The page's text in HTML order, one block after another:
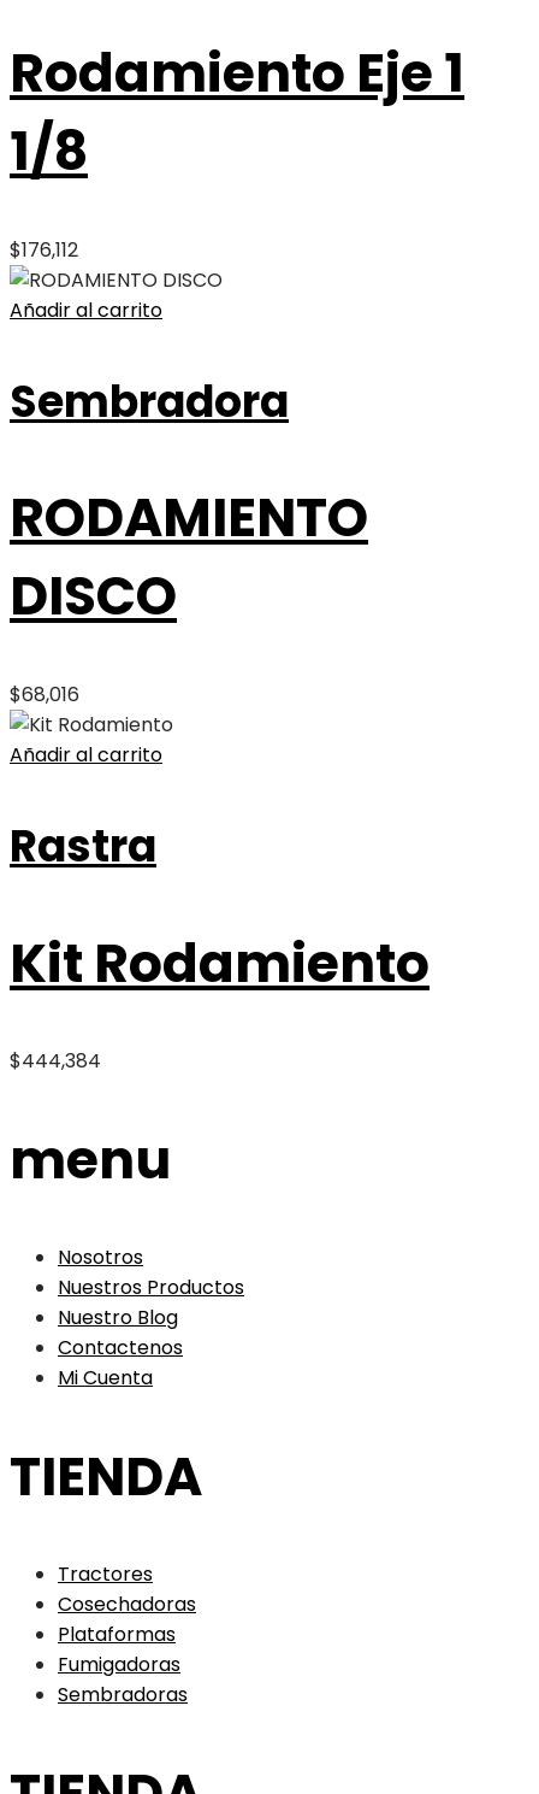
Rodamiento Eje 1
1/8
$176,112
Añadir al carrito
Sembradora
RODAMIENTO
DISCO
$68,016
Añadir al carrito
Rastra
Kit Rodamiento
$444,384
menu
Nosotros
Nuestros Productos
Nuestro Blog
Contactenos
Mi Cuenta
TIENDA
Tractores
Cosechadoras
Plataformas
Fumigadoras
Sembradoras